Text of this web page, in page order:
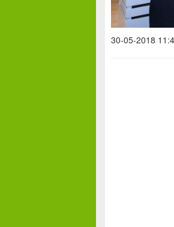
30-05-2018